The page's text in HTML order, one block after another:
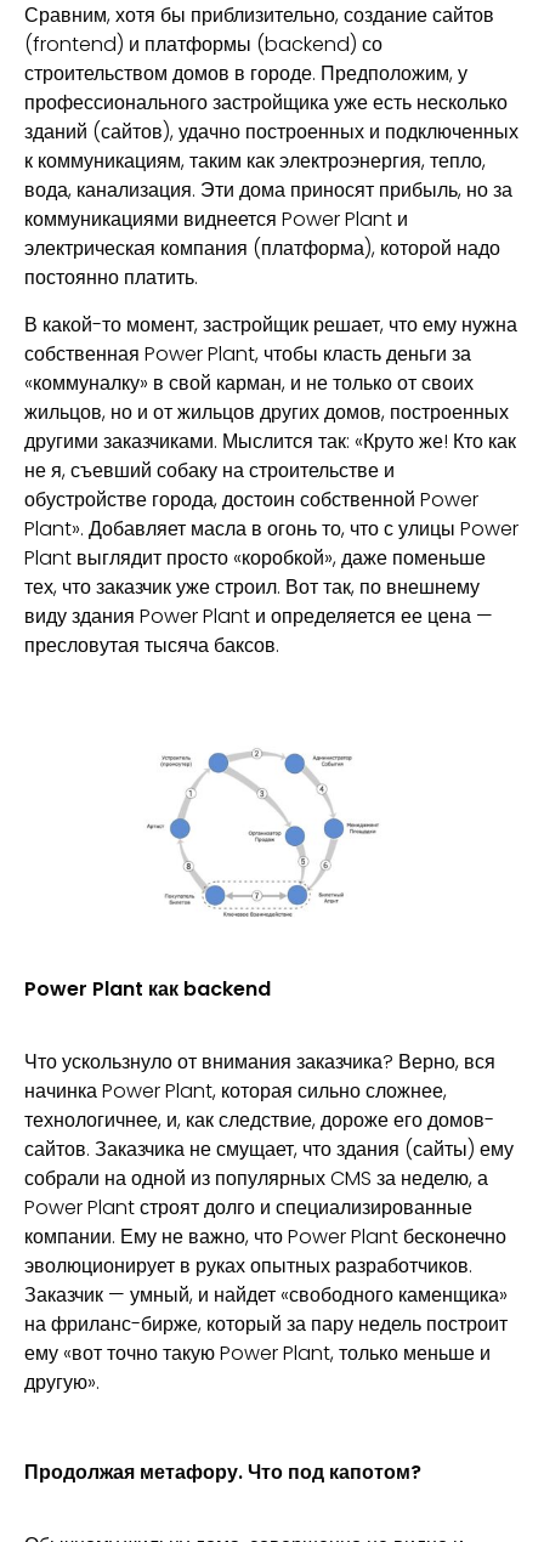
Сравним, хотя бы приблизительно, создание сайтов
(frontend) и платформы (backend) со
строительством домов в городе. Предположим, у
профессионального застройщика уже есть несколько
зданий (сайтов), удачно построенных и подключенных
к коммуникациям, таким как электроэнергия, тепло,
вода, канализация. Эти дома приносят прибыль, но за
коммуникациями виднеется Power Plant и
электрическая компания (платформа), которой надо
постоянно платить.
В какой-то момент, застройщик решает, что ему нужна
собственная Power Plant, чтобы класть деньги за
«коммуналку» в свой карман, и не только от своих
жильцов, но и от жильцов других домов, построенных
другими заказчиками. Мыслится так: «Круто же! Кто как
не я, съевший собаку на строительстве и
обустройстве города, достоин собственной Power
Plant». Добавляет масла в огонь то, что с улицы Power
Plant выглядит просто «коробкой», даже поменьше
тех, что заказчик уже строил. Вот так, по внешнему
виду здания Power Plant и определяется ее цена —
пресловутая тысяча баксов.
Power Plant как backend
Что ускользнуло от внимания заказчика? Верно, вся
начинка Power Plant, которая сильно сложнее,
технологичнее, и, как следствие, дороже его домов-
сайтов. Заказчика не смущает, что здания (сайты) ему
собрали на одной из популярных CMS за неделю, а
Power Plant строят долго и специализированные
компании. Ему не важно, что Power Plant бесконечно
эволюционирует в руках опытных разработчиков.
Заказчик — умный, и найдет «свободного каменщика»
на фриланс-бирже, который за пару недель построит
ему «вот точно такую Power Plant, только меньше и
другую».
Продолжая метафору. Что под капотом?